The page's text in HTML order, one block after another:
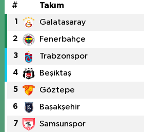
# Takım
1 Galatasaray
2 Fenerbahçe
3 Trabzonspor
4 Beşiktaş
5 Göztepe
6 Başakşehir
7 Samsunspor